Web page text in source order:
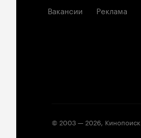
Вакансии Реклама
© 2003 —2026, Кинопоиск